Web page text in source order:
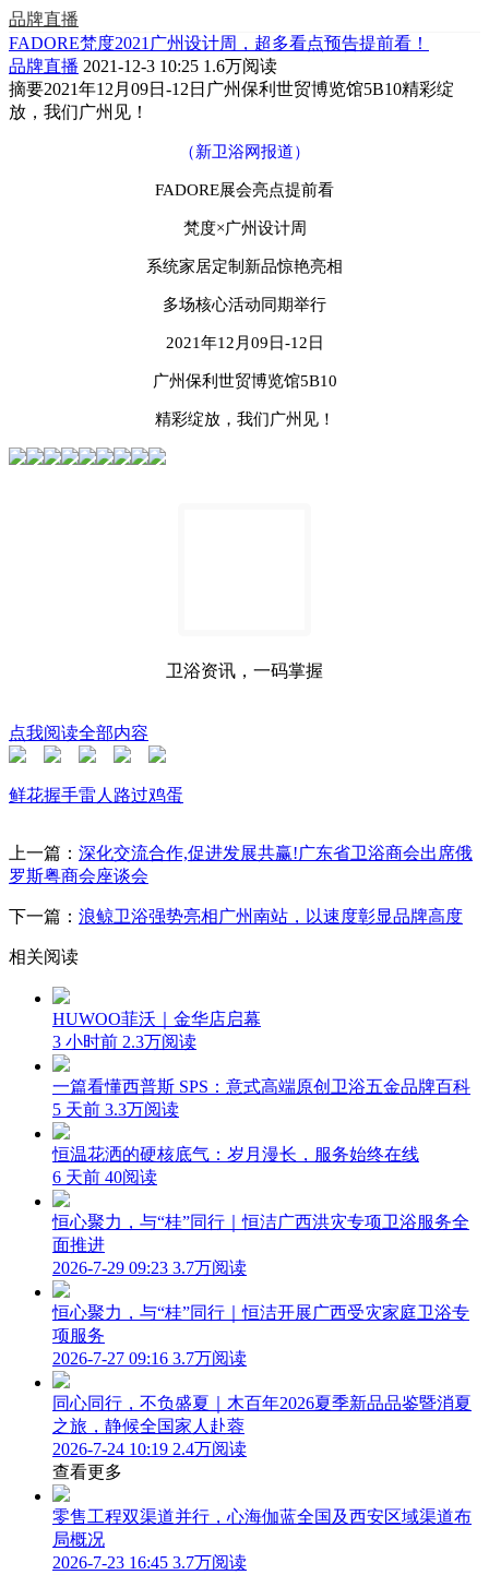
品牌直播
FADORE梵度2021广州设计周，超多看点预告提前看！
品牌直播 2021-12-3 10:25 1.6万阅读
摘要2021年12月09日-12日广州保利世贸博览馆5B10精彩绽
放，我们广州见！
（新卫浴网报道）
FADORE展会亮点提前看
梵度×广州设计周
系统家居定制新品惊艳亮相
多场核心活动同期举行
2021年12月09 日-12日
广州保利世贸博览馆5B10
精彩绽放， 我们广州见！
卫浴资讯，一码掌握
点我阅读全部内容
鲜花握手雷人 路过鸡蛋
上一篇： 深化交流合作,促进发展共赢!广东省卫浴商会出席俄
罗斯粤商会座谈会
下一篇： 浪鲸卫浴强势亮相广州南站，以速度彰显品牌高度
相关阅读
HUWOO菲沃｜金华店启幕
3 小时前 2.3万阅读
一篇看懂西普斯 SPS：意式高端原创卫浴五金品牌百科
5 天前 3.3万阅读
恒温花洒的硬核底气：岁月漫长，服务始终在线
6 天前 40阅读
恒心聚力，与“桂”同行｜恒洁广西洪灾专项卫浴服务全
面推进
2026-7-29 09:23 3.7万阅读
恒心聚力，与“桂”同行｜恒洁开展广西受灾家庭卫浴专
项服务
2026-7-27 09:16 3.7万阅读
同心同行，不负盛夏｜木百年2026夏季新品品鉴暨消夏
之旅，静候全国家人赴蓉
2026-7-24 10:19 2.4万阅读
查看更多
零售工程双渠道并行，心海伽蓝全国及西安区域渠道布
局概况
2026-7-23 16:45 3.7万阅读